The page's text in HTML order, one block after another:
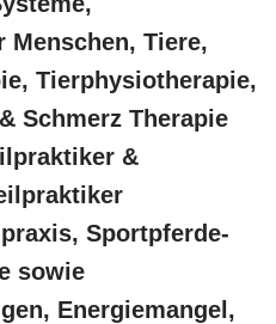
Tiere,
Tierphysiotherapie,
Schmerz Therapie
&
Sportpferde-
sowie
Energiemangel,